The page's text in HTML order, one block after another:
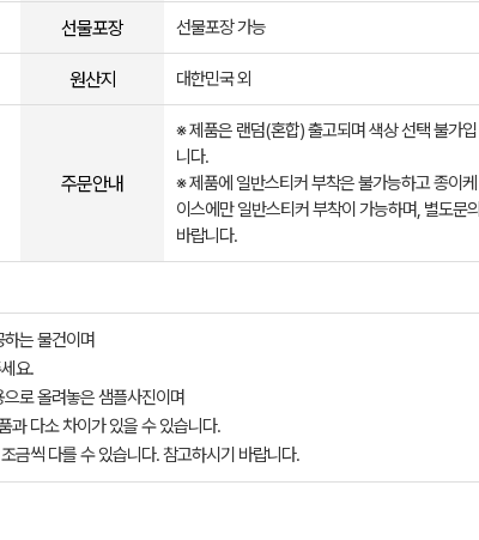
선물포장 선물포장 가능
원산지 대한민국 외
주문안내
※ 제품은 랜덤(혼합) 출고되며 색상 선택 불가입
니다.
※ 제품에 일반스티커 부착은 불가능하고 종이케
이스에만 일반스티커 부착이 가능하며, 별도문의
바랍니다.
는 물건이며
요.
로 올려놓은 샘플사진이며
과 다소 차이가 있을 수 있습니다.
금씩 다를 수 있습니다. 참고하시기 바랍니다.